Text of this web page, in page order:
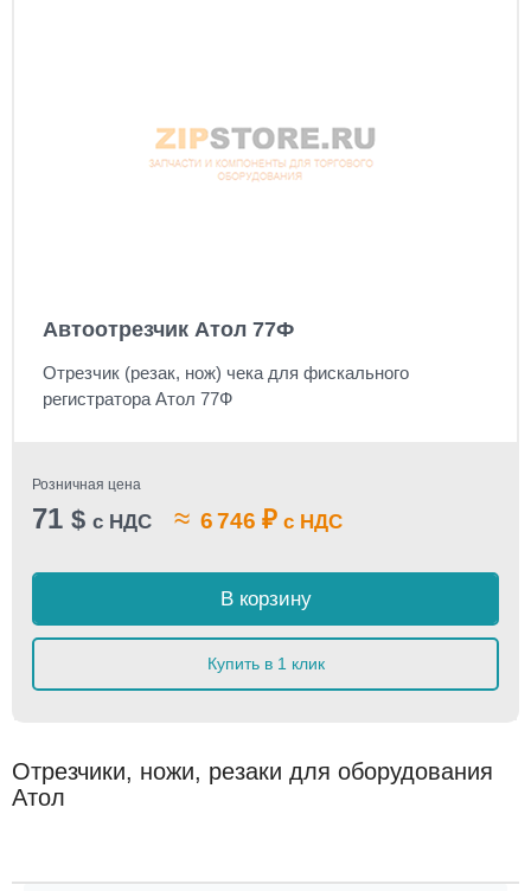
Автоотрезчик Атол 77Ф
Отрезчик (резак, нож) чека для фискального
регистратора Атол 77Ф
Розничная цена
71 $ с НДС ≈ 6 746 ₽ с НДС
В корзину
Купить в 1 клик
Отрезчики, ножи, резаки для оборудования
Атол